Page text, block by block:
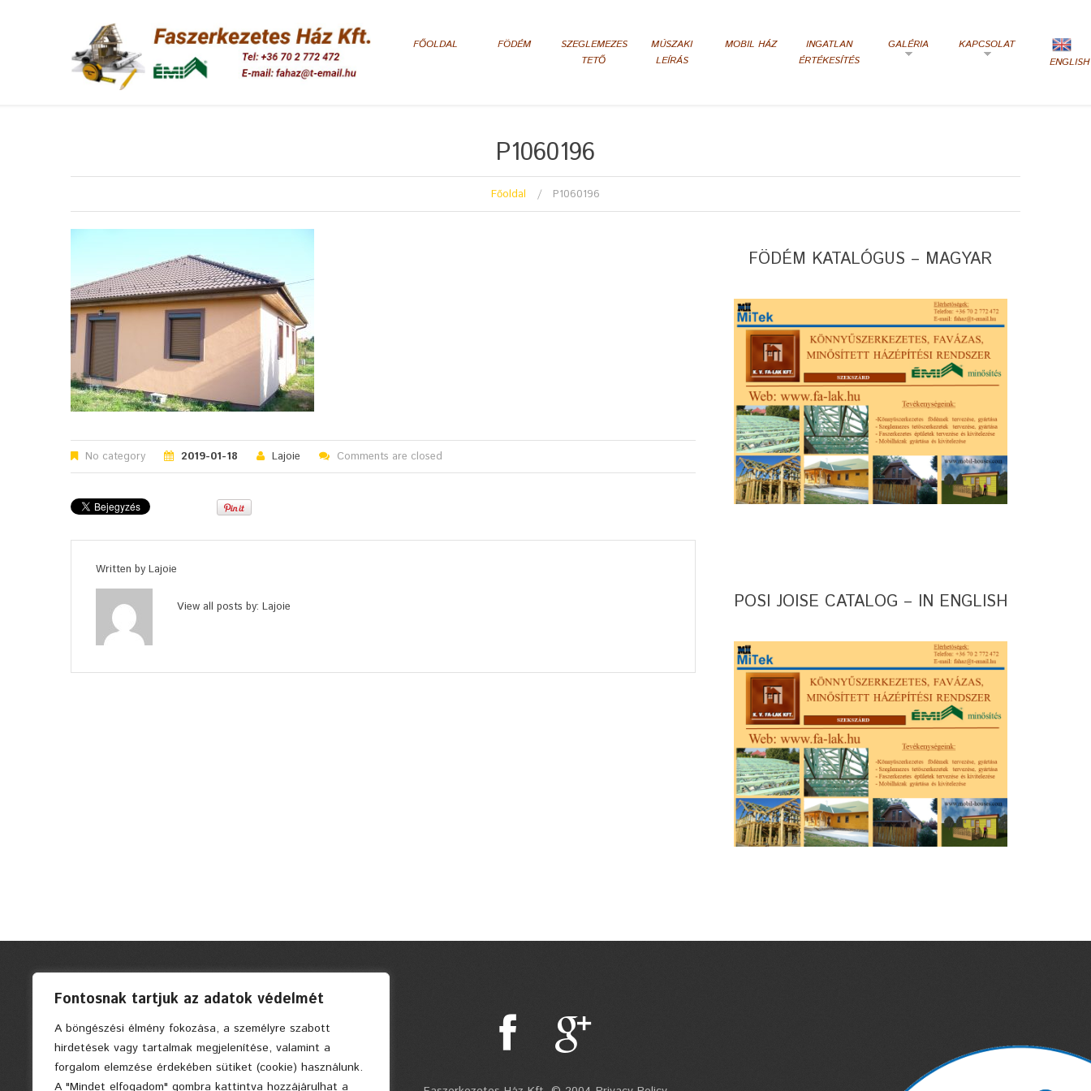
Fontosnak tartjuk az adatok védelmét
A böngészési élmény fokozása, a személyre szabott
hirdetések vagy tartalmak megjelenítése, valamint a
forgalom elemzése érdekében sütiket (cookie) használunk.
A "Mindet elfogadom" gombra kattintva hozzájárulhat a
FŐOLDAL FÖDÉM
SZEGLEMEZES
TETŐ
MÚSZAKI
LEÍRÁS
MOBIL HÁZ
INGATLAN
ÉRTÉKESÍTÉS
GALÉRIA
KAPCSOLAT
ENGLISH
P1060196
Főoldal P1060196
No category 2019-01-18 Lajoie Comments are closed
Written by Lajoie
View all posts by: Lajoie
FÖDÉM KATALÓGUS – MAGYAR
POSI JOISE CATALOG – IN ENGLISH